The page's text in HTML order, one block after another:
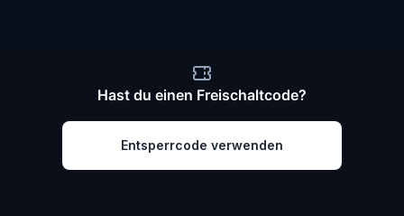
Hast du einen Freischaltcode?
Entsperrcode verwenden